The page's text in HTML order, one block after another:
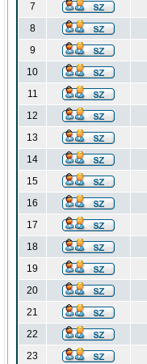
7
8
9
10
11
12
13
14
15
16
17
18
19
20
21
22
23